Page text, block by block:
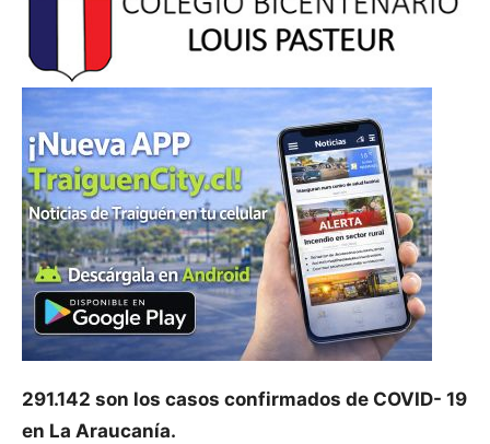
291.142 son los casos confirmados de COVID- 19
en La Araucanía.